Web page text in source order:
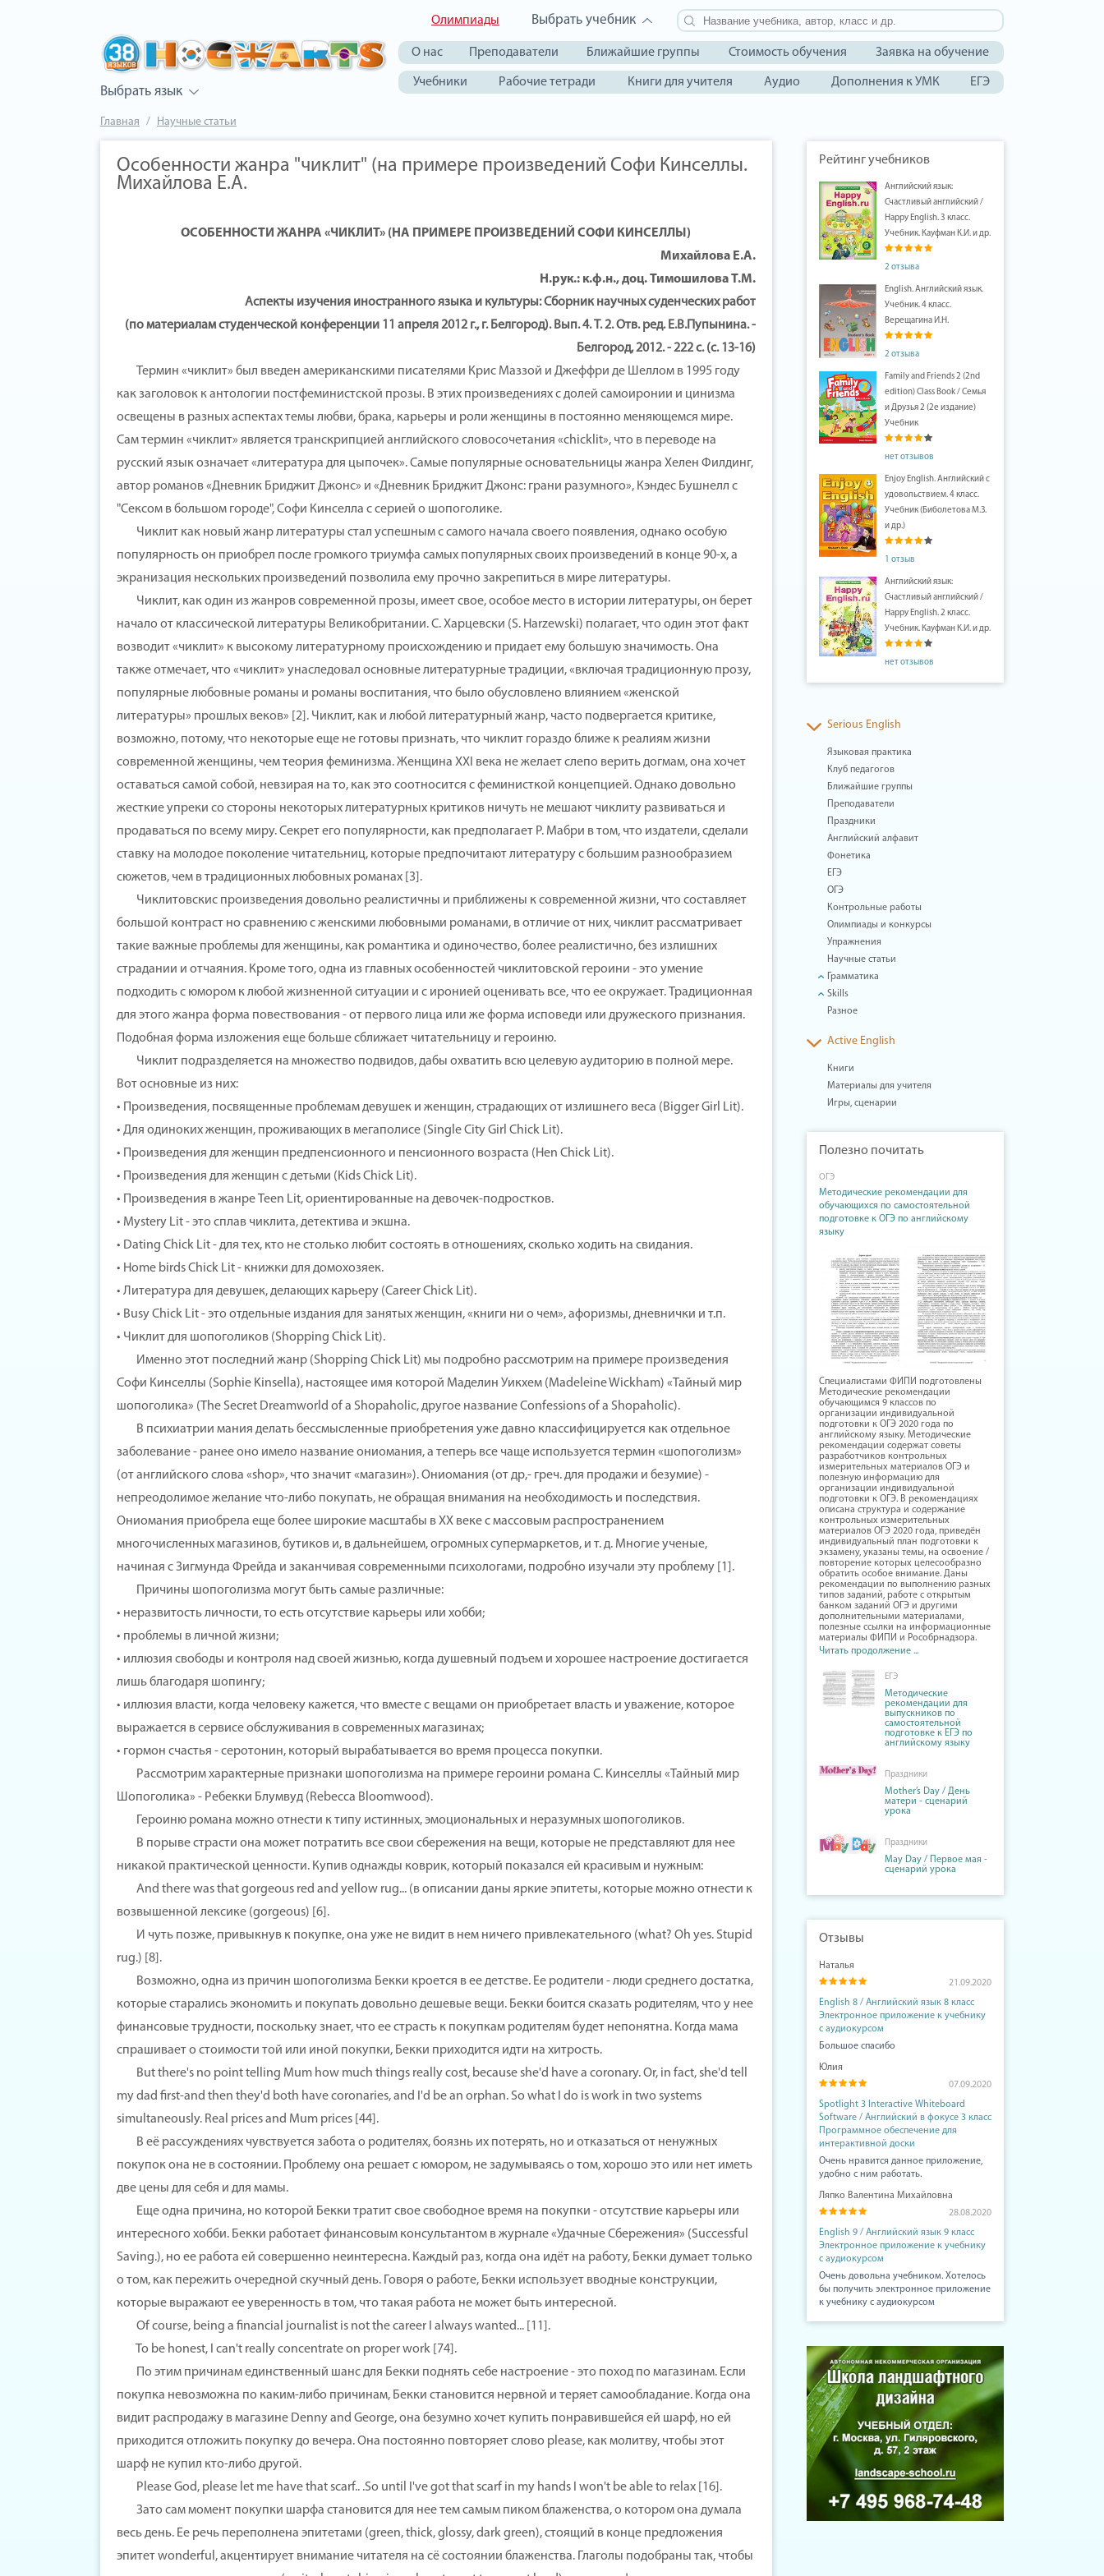
Выбрать язык
Олимпиады Выбрать учебник
О нас Преподаватели Ближайшие группы Стоимость обучения Заявка на обучение
Учебники Рабочие тетради Книги для учителя Аудио Дополнения к УМК ЕГЭ
Главная Научные статьи
Особенности жанра "чиклит" (на примере произведений Софи Кинселлы.
Михайлова Е.А.
ОСОБЕННОСТИ ЖАНРА «ЧИКЛИТ» (НА ПРИМЕРЕ ПРОИЗВЕДЕНИЙ СОФИ КИНСЕЛЛЫ)
Михайлова Е.А.
Н.рук.: к.ф.н., доц. Тимошилова Т.М.
Аспекты изучения иностранного языка и культуры: Сборник научных суденческих работ
(по материалам студенческой конференции 11 апреля 2012 г., г. Белгород). Вып. 4. Т. 2. Отв. ред. Е.В.Пупынина. -
Белгород, 2012. - 222 с. (с. 13-16)
Термин «чиклит» был введен американскими писателями Крис Маззой и Джеффри де Шеллом в 1995 году
как заголовок к антологии постфеминистской прозы. В этих произведениях с долей самоиронии и цинизма
освещены в разных аспектах темы любви, брака, карьеры и роли женщины в постоянно меняющемся мире.
Сам термин «чиклит» является транскрипцией английского словосочетания «chicklit», что в переводе на
русский язык означает «литература для цыпочек». Самые популярные основательницы жанра Хелен Филдинг,
автор романов «Дневник Бриджит Джонс» и «Дневник Бриджит Джонс: грани разумного», Кэндес Бушнелл с
"Сексом в большом городе", Софи Кинселла с серией о шопоголике.
Чиклит как новый жанр литературы стал успешным с самого начала своего появления, однако особую
популярность он приобрел после громкого триумфа самых популярных своих произведений в конце 90-х, а
экранизация нескольких произведений позволила ему прочно закрепиться в мире литературы.
Чиклит, как один из жанров современной прозы, имеет свое, особое место в истории литературы, он берет
начало от классической литературы Великобритании. С. Харцевски (S. Harzewski) полагает, что один этот факт
возводит «чиклит» к высокому литературному происхождению и придает ему большую значимость. Она
также отмечает, что «чиклит» унаследовал основные литературные традиции, «включая традиционную прозу,
популярные любовные романы и романы воспитания, что было обусловлено влиянием «женской
литературы» прошлых веков» [2]. Чиклит, как и любой литературный жанр, часто подвергается критике,
возможно, потому, что некоторые еще не готовы признать, что чиклит гораздо ближе к реалиям жизни
современной женщины, чем теория феминизма. Женщина XXI века не желает слепо верить догмам, она хочет
оставаться самой собой, невзирая на то, как это соотносится с феминисткой концепцией. Однако довольно
жесткие упреки со стороны некоторых литературных критиков ничуть не мешают чиклиту развиваться и
продаваться по всему миру. Секрет его популярности, как предполагает Р. Мабри в том, что издатели, сделали
ставку на молодое поколение читательниц, которые предпочитают литературу с большим разнообразием
сюжетов, чем в традиционных любовных романах [3].
Чиклитовскис произведения довольно реалистичны и приближены к современной жизни, что составляет
большой контраст но сравнению с женскими любовными романами, в отличие от них, чиклит рассматривает
такие важные проблемы для женщины, как романтика и одиночество, более реалистично, без излишних
страдании и отчаяния. Кроме того, одна из главных особенностей чиклитовской героини - это умение
подходить с юмором к любой жизненной ситуации и с иронией оценивать все, что ее окружает. Традиционная
для этого жанра форма повествования - от первого лица или же форма исповеди или дружеского признания.
Подобная форма изложения еще больше сближает читательницу и героиню.
Чиклит подразделяется на множество подвидов, дабы охватить всю целевую аудиторию в полной мере.
Вот основные из них:
• Произведения, посвященные проблемам девушек и женщин, страдающих от излишнего веса (Bigger Girl Lit).
• Для одиноких женщин, проживающих в мегаполисе (Single City Girl Chick Lit).
• Произведения для женщин предпенсионного и пенсионного возраста (Hen Chick Lit).
• Произведения для женщин с детьми (Kids Chick Lit).
• Произведения в жанре Teen Lit, ориентированные на девочек-подростков.
• Mystery Lit - это сплав чиклита, детектива и экшна.
• Dating Chick Lit - для тех, кто не столько любит состоять в отношениях, сколько ходить на свидания.
• Home birds Chick Lit - книжки для домохозяек.
• Литература для девушек, делающих карьеру (Career Chick Lit).
• Busy Chick Lit - это отдельные издания для занятых женщин, «книги ни о чем», афоризмы, дневнички и т.п.
• Чиклит для шопоголиков (Shopping Chick Lit).
Именно этот последний жанр (Shopping Chick Lit) мы подробно рассмотрим на примере произведения
Софи Кинселлы (Sophie Kinsella), настоящее имя которой Маделин Уикхем (Madeleine Wickham) «Тайный мир
шопоголика» (The Secret Dreamworld of a Shopaholic, другое название Confessions of a Shopaholic).
В психиатрии мания делать бессмысленные приобретения уже давно классифицируется как отдельное
заболевание - ранее оно имело название ониомания, а теперь все чаще используется термин «шопоголизм»
(от английского слова «shop», что значит «магазин»). Ониомания (от др,- греч. для продажи и безумие) -
непреодолимое желание что-либо покупать, не обращая внимания на необходимость и последствия.
Ониомания приобрела еще более широкие масштабы в XX веке с массовым распространением
многочисленных магазинов, бутиков и, в дальнейшем, огромных супермаркетов, и т. д. Многие ученые,
начиная с Зигмунда Фрейда и заканчивая современными психологами, подробно изучали эту проблему [1].
Причины шопоголизма могут быть самые различные:
• неразвитость личности, то есть отсутствие карьеры или хобби;
• проблемы в личной жизни;
• иллюзия свободы и контроля над своей жизнью, когда душевный подъем и хорошее настроение достигается
лишь благодаря шопингу;
• иллюзия власти, когда человеку кажется, что вместе с вещами он приобретает власть и уважение, которое
выражается в сервисе обслуживания в современных магазинах;
• гормон счастья - серотонин, который вырабатывается во время процесса покупки.
Рассмотрим характерные признаки шопоголизма на примере героини романа С. Кинселлы «Тайный мир
Шопоголика» - Ребекки Блумвуд (Rebecca Bloomwood).
Героиню романа можно отнести к типу истинных, эмоциональных и неразумных шопоголиков.
В порыве страсти она может потратить все свои сбережения на вещи, которые не представляют для нее
никакой практической ценности. Купив однажды коврик, который показался ей красивым и нужным:
And there was that gorgeous red and yellow rug... (в описании даны яркие эпитеты, которые можно отнести к
возвышенной лексике (gorgeous) [6].
И чуть позже, привыкнув к покупке, она уже не видит в нем ничего привлекательного (what? Oh yes. Stupid
rug.) [8].
Возможно, одна из причин шопоголизма Бекки кроется в ее детстве. Ее родители - люди среднего достатка,
которые старались экономить и покупать довольно дешевые вещи. Бекки боится сказать родителям, что у нее
финансовые трудности, поскольку знает, что ее страсть к покупкам родителям будет непонятна. Когда мама
спрашивает о стоимости той или иной покупки, Бекки приходится идти на хитрость.
But there's no point telling Mum how much things really cost, because she'd have a coronary. Or, in fact, she'd tell
my dad first-and then they'd both have coronaries, and I'd be an orphan. So what I do is work in two systems
simultaneously. Real prices and Mum prices [44].
В её рассуждениях чувствуется забота о родителях, боязнь их потерять, но и отказаться от ненужных
покупок она не в состоянии. Проблему она решает с юмором, не задумываясь о том, хорошо это или нет иметь
две цены для себя и для мамы.
Еще одна причина, но которой Бекки тратит свое свободное время на покупки - отсутствие карьеры или
интересного хобби. Бекки работает финансовым консультантом в журнале «Удачные Сбережения» (Successful
Saving.), но ее работа ей совершенно неинтересна. Каждый раз, когда она идёт на работу, Бекки думает только
о том, как пережить очередной скучный день. Говоря о работе, Бекки использует вводные конструкции,
которые выражают ее уверенность в том, что такая работа не может быть интересной.
Of course, being a financial journalist is not the career I always wanted... [11].
To be honest, I can't really concentrate on proper work [74].
По этим причинам единственный шанс для Бекки поднять себе настроение - это поход по магазинам. Если
покупка невозможна по каким-либо причинам, Бекки становится нервной и теряет самообладание. Когда она
видит распродажу в магазине Denny and George, она безумно хочет купить понравившейся ей шарф, но ей
приходится отложить покупку до вечера. Она постоянно повторяет слово please, как молитву, чтобы этот
шарф не купил кто-либо другой.
Please God, please let me have that scarf.. .So until I've got that scarf in my hands I won't be able to relax [16].
Зато сам момент покупки шарфа становится для нее тем самым пиком блаженства, о котором она думала
весь день. Ее речь переполнена эпитетами (green, thick, glossy, dark green), стоящий в конце предложения
эпитет wonderful, акцентирует внимание читателя на сё состоянии блаженства. Глаголы подобраны так, чтобы
Рейтинг учебников
Английский язык:
Счастливый английский /
Happy English. 3 класс.
Учебник. Кауфман К.И. и др.
2 отзыва
English. Английский язык.
Учебник. 4 класс.
Верещагина И.Н.
2 отзыва
Family and Friends 2 (2nd
edition) Class Book / Семья
и Друзья 2 (2е издание)
Учебник
нет отзывов
Enjoy English. Английский с
удовольствием. 4 класс.
Учебник (Биболетова М.З.
и др.)
1 отзыв
Английский язык:
Счастливый английский /
Happy English. 2 класс.
Учебник. Кауфман К.И. и др.
нет отзывов
Serious English
Языковая практика
Клуб педагогов
Ближайшие группы
Преподаватели
Праздники
Английский алфавит
Фонетика
ЕГЭ
ОГЭ
Контрольные работы
Олимпиады и конкурсы
Упражнения
Научные статьи
Грамматика
Skills
Разное
Active English
Книги
Материалы для учителя
Игры, сценарии
Полезно почитать
ОГЭ
Методические рекомендации для
обучающихся по самостоятельной
подготовке к ОГЭ по английскому
языку
Специалистами ФИПИ подготовлены
Методические рекомендации
обучающимся 9 классов по
организации индивидуальной
подготовки к ОГЭ 2020 года по
английскому языку. Методические
рекомендации содержат советы
разработчиков контрольных
измерительных материалов ОГЭ и
полезную информацию для
организации индивидуальной
подготовки к ОГЭ. В рекомендациях
описана структура и содержание
контрольных измерительных
материалов ОГЭ 2020 года, приведён
индивидуальный план подготовки к
экзамену, указаны темы, на освоение /
повторение которых целесообразно
обратить особое внимание. Даны
рекомендации по выполнению разных
типов заданий, работе с открытым
банком заданий ОГЭ и другими
дополнительными материалами,
полезные ссылки на информационные
материалы ФИПИ и Рособрнадзора.
Читать продолжение ...
ЕГЭ
Методические
рекомендации для
выпускников по
самостоятельной
подготовке к ЕГЭ по
английскому языку
Праздники
Mother’s Day / День
матери - сценарий
урока
Праздники
May Day / Первое мая -
сценарий урока
Отзывы
Наталья
21.09.2020
English 8 / Английский язык 8 класс
Электронное приложение к учебнику
с аудиокурсом
Большое спасибо
Юлия
07.09.2020
Spotlight 3 Interactive Whiteboard
Software / Английский в фокусе 3 класс
Программное обеспечение для
интерактивной доски
Очень нравится данное приложение,
удобно с ним работать.
Ляпко Валентина Михайловна
28.08.2020
English 9 / Английский язык 9 класс
Электронное приложение к учебнику
с аудиокурсом
Очень довольна учебником. Хотелось
бы получить электронное приложение
к учебнику с аудиокурсом